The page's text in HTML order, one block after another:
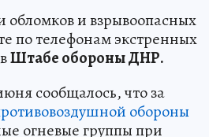
и взрывоопасных
по телефонам экстренных
Штабе обороны ДНР.
сообщалось, что за
обороны
огневые группы при